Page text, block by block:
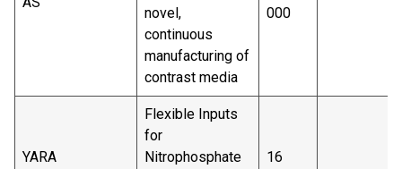
novel,
continuous
manufacturing of
contrast media
000
YARA
Flexible Inputs
for
Nitrophosphate
16